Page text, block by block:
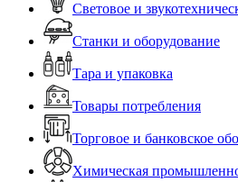
Световое и
Станки и оборудование
Тара и упаковка
Товары потребления
Торговое и банковское
Химическая